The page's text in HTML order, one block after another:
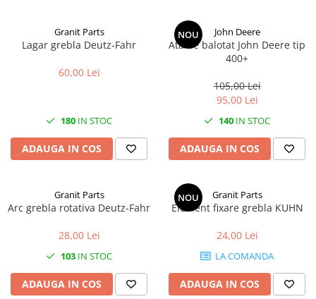
2.1.1. Semănătoare
2.1.4. Grapă rotativă și cu discuri
2.1.6. Tocator resturi vegetale
2.1.7. Tocator forestier si concasor
de piatra
2.2. Administrare Dejectii &
Granit Parts
Lagar grebla Deutz-Fahr
60,00 Lei
180 IN STOC
ADAUGA IN COS
NOU John Deere
Ata de balotat John Deere tip
400+
105,00 Lei
95,00 Lei
140 IN STOC
ADAUGA IN COS
Granit Parts
Arc grebla rotativa Deutz-Fahr
28,00 Lei
103 IN STOC
ADAUGA IN COS
NOU Granit Parts
Element fixare grebla KUHN
24,00 Lei
LA COMANDA
ADAUGA IN COS